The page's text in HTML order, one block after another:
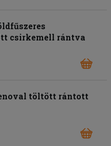
csirkemell rántva
töltött rántott